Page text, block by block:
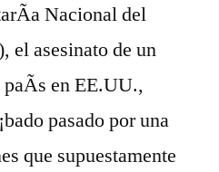
Nacional del
el asesinato de un
en EE.UU.,
pasado por una
que supuestamente